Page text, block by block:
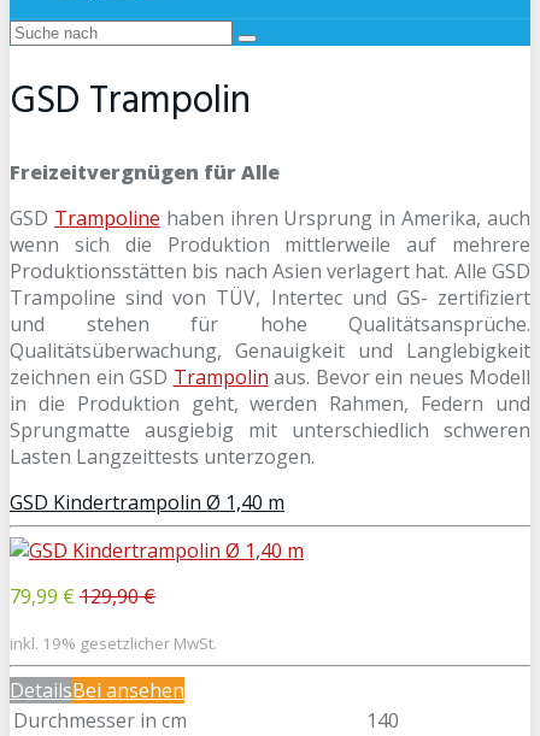
GSD Trampolin
Freizeitvergnügen für Alle
GSD Trampoline haben ihren Ursprung in Amerika, auch
wenn sich die Produktion mittlerweile auf mehrere
Produktionsstätten bis nach Asien verlagert hat. Alle GSD
Trampoline sind von TÜV, Intertec und GS- zertifiziert
und stehen für hohe Qualitätsansprüche.
Qualitätsüberwachung, Genauigkeit und Langlebigkeit
zeichnen ein GSD Trampolin aus. Bevor ein neues Modell
in die Produktion geht, werden Rahmen, Federn und
Sprungmatte ausgiebig mit unterschiedlich schweren
Lasten Langzeittests unterzogen.
GSD Kindertrampolin Ø 1,40 m
79,99 € 129,90 €
inkl. 19% gesetzlicher MwSt.
DetailsBei ansehen
Durchmesser in cm
140